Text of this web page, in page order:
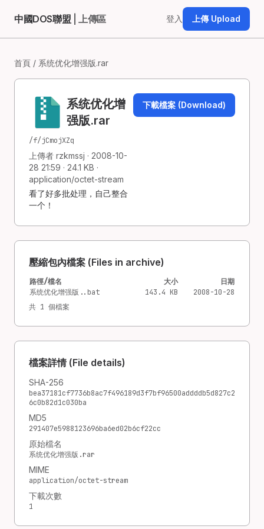
中國DOS聯盟 | 上傳區 登入 上傳 Upload
首頁 / 系统优化增强版.rar
系统优化增
强版.rar
/f/jCmojXZq
上傳者 rzkmssj · 2008-10-
28 21:59 · 24.1 KB ·
application/octet-stream
看了好多批处理，自己整合
一个！
下載檔案 (Download)
壓縮包內檔案 (Files in archive)
路徑/檔名 大小
日期
系统优化增强版..bat
143.4 KB
2008-10-28
共 1 個檔案
檔案詳情 (File details)
SHA-256
bea37181cf7736b8ac7f496189d3f7bf96500addddb5d827c2
6c0b82d1c030ba
MD5
291407e5988123696ba6ed02b6cf22cc
原始檔名
系统优化增强版.rar
MIME
application/octet-stream
下載次數
1